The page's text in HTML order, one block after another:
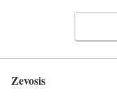
Zevosis